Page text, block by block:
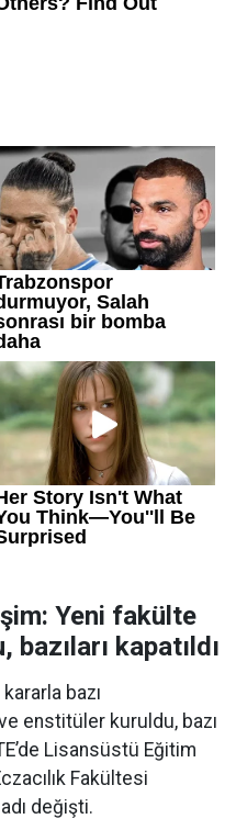
Yeni fakülte
kapatıldı
bazı
enstitüler kuruldu, bazı
Lisansüstü Eğitim
Fakültesi
değişti.